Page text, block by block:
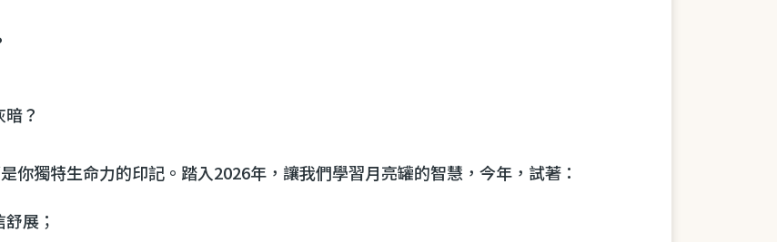
？
你獨特生命力的印記。踏入2026年，讓我們學習月亮罐的智慧，今年，試著：
展；